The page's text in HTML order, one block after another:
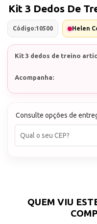
Kit 3 Dedos De
Código:10500 Helen
Kit 3 dedos de treino
Acompanha:
85 postiças (em média)
Consulte opções de
QUEM VIU